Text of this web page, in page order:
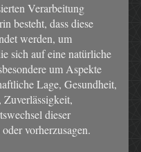
Verarbeitung
besteht, dass diese
werden, um
sich auf eine natürliche
um Aspekte
Lage, Gesundheit,
Zuverlässigkeit,
dieser
vorherzusagen.